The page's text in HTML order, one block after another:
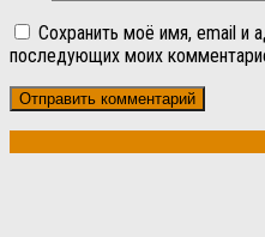
Сохранить моё имя, email и
последующих моих